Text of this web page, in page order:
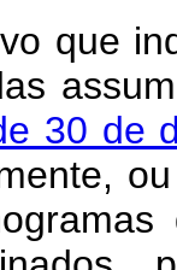
que
30 de